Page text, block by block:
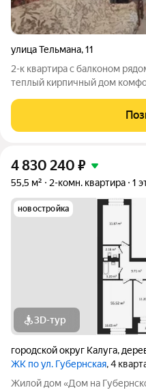
улица Тельмана,11
2-к квартира с балконом
теплый кирпичный дом комфортный 2-й этаж НЕ угловая
постройки, НЕ угловая,
парковка. Состояние квартиры
4 830 240 ₽
55,5 м² 2-комн. квартира 1
новостройка
3D-тур
городской округ Калуга,
ЖК по ул. Губернская, 4
Жилой дом «Дом на Губернской» взвешенный